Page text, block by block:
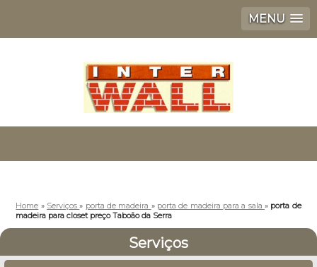
MENU
Home » Serviços» porta de madeira » porta de madeira para a sala » porta de
madeira para closet preço Taboão da Serra
Serviços